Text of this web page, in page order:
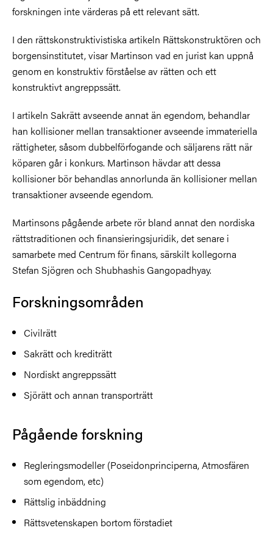
forskningen inte värderas på ett relevant sätt.
I den rättskonstruktivistiska artikeln Rättskonstruktören och
borgensinstitutet, visar Martinson vad en jurist kan uppnå
genom en konstruktiv förståelse av rätten och ett
konstruktivt angreppssätt.
I artikeln Sakrätt avseende annat än egendom, behandlar
han kollisioner mellan transaktioner avseende immateriella
rättigheter, såsom dubbelförfogande och säljarens rätt när
köparen går i konkurs. Martinson hävdar att dessa
kollisioner bör behandlas annorlunda än kollisioner mellan
transaktioner avseende egendom.
Martinsons pågående arbete rör bland annat den nordiska
rättstraditionen och finansieringsjuridik, det senare i
samarbete med Centrum för finans, särskilt kollegorna
Stefan Sjögren och Shubhashis Gangopadhyay.
Forskningsområden
Civilrätt
Sakrätt och krediträtt
Nordiskt angreppssätt
Sjörätt och annan transporträtt
Pågående forskning
Regleringsmodeller (Poseidonprinciperna, Atmosfären
som egendom, etc)
Rättslig inbäddning
Rättsvetenskapen bortom förstadiet